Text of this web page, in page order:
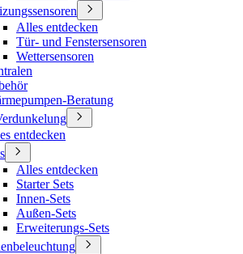
Alles entdecken
Tür- und Fenstersensoren
Wettersensoren
Beratung
entdecken
Alles entdecken
Starter Sets
Innen-Sets
Außen-Sets
Erweiterungs-Sets